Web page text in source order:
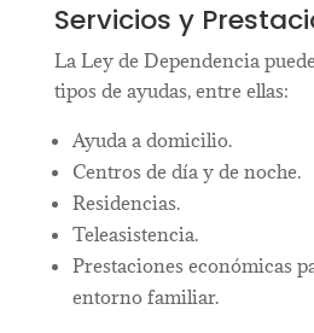
Servicios y
La Ley de Dependencia
tipos de ayudas, entre ellas:
Ayuda a domicilio.
Centros de día y de noche.
Residencias.
Teleasistencia.
Prestaciones económicas
entorno familiar.